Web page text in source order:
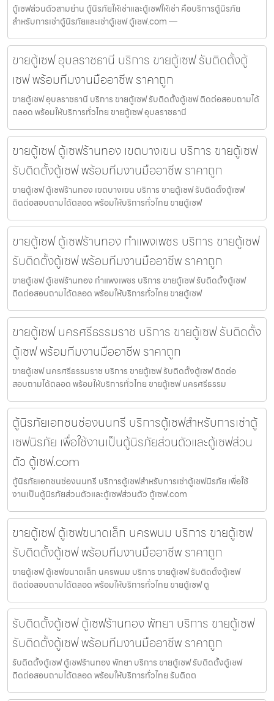
ตู้เซฟส่วนตัวสามย่าน ตู้นิรภัยให้เช่าและตู้เซฟให้เช่า คือบริการตู้นิรภัย
สำหรับการเช่าตู้นิรภัยและเช่าตู้เซฟ ตู้เซฟ.com —
ขายตู้เซฟ อุบลราชธานี บริการ ขายตู้เซฟ รับติดตั้งตู้
เซฟ พร้อมทีมงานมืออาชีพ ราคาถูก
ขายตู้เซฟ อุบลราชธานี บริการ ขายตู้เซฟ รับติดตั้งตู้เซฟ ติดต่อสอบถามได้
ตลอด พร้อมให้บริการทั่วไทย ขายตู้เซฟ อุบลราชธานี
ขายตู้เซฟ ตู้เซฟร้านทอง เขตบางเขน บริการ ขายตู้เซฟ
รับติดตั้งตู้เซฟ พร้อมทีมงานมืออาชีพ ราคาถูก
ขายตู้เซฟ ตู้เซฟร้านทอง เขตบางเขน บริการ ขายตู้เซฟ รับติดตั้งตู้เซฟ
ติดต่อสอบถามได้ตลอด พร้อมให้บริการทั่วไทย ขายตู้เซฟ
ขายตู้เซฟ ตู้เซฟร้านทอง กำแพงเพชร บริการ ขายตู้เซฟ
รับติดตั้งตู้เซฟ พร้อมทีมงานมืออาชีพ ราคาถูก
ขายตู้เซฟ ตู้เซฟร้านทอง กำแพงเพชร บริการ ขายตู้เซฟ รับติดตั้งตู้เซฟ
ติดต่อสอบถามได้ตลอด พร้อมให้บริการทั่วไทย ขายตู้เซฟ
ขายตู้เซฟ นครศรีธรรมราช บริการ ขายตู้เซฟ รับติดตั้ง
ตู้เซฟ พร้อมทีมงานมืออาชีพ ราคาถูก
ขายตู้เซฟ นครศรีธรรมราช บริการ ขายตู้เซฟ รับติดตั้งตู้เซฟ ติดต่อ
สอบถามได้ตลอด พร้อมให้บริการทั่วไทย ขายตู้เซฟ นครศรีธรรม
ตู้นิรภัยเอกชนช่องนนทรี บริการตู้เซฟสำหรับการเช่าตู้
เซฟนิรภัย เพื่อใช้งานเป็นตู้นิรภัยส่วนตัวและตู้เซฟส่วน
ตัว ตู้เซฟ.com
ตู้นิรภัยเอกชนช่องนนทรี บริการตู้เซฟสำหรับการเช่าตู้เซฟนิรภัย เพื่อใช้
งานเป็นตู้นิรภัยส่วนตัวและตู้เซฟส่วนตัว ตู้เซฟ.com
ขายตู้เซฟ ตู้เซฟขนาดเล็ก นครพนม บริการ ขายตู้เซฟ
รับติดตั้งตู้เซฟ พร้อมทีมงานมืออาชีพ ราคาถูก
ขายตู้เซฟ ตู้เซฟขนาดเล็ก นครพนม บริการ ขายตู้เซฟ รับติดตั้งตู้เซฟ
ติดต่อสอบถามได้ตลอด พร้อมให้บริการทั่วไทย ขายตู้เซฟ ตู
รับติดตั้งตู้เซฟ ตู้เซฟร้านทอง พัทยา บริการ ขายตู้เซฟ
รับติดตั้งตู้เซฟ พร้อมทีมงานมืออาชีพ ราคาถูก
รับติดตั้งตู้เซฟ ตู้เซฟร้านทอง พัทยา บริการ ขายตู้เซฟ รับติดตั้งตู้เซฟ
ติดต่อสอบถามได้ตลอด พร้อมให้บริการทั่วไทย รับติดต